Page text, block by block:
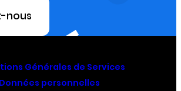
nous
Générales de Services
Données personnelles